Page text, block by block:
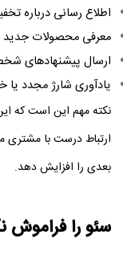
اطلاع‌ رسانی درباره
معرفی محصولات جدید
ارسال پیشنهادهای
یادآوری شارژ مجدد
نکته مهم این است که این
ارتباط درست با مشتری
بعدی را افزایش دهد.
سئو را فراموش